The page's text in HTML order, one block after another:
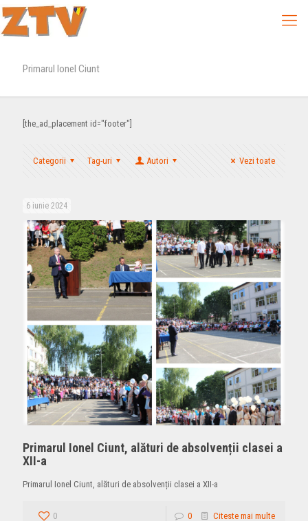
Primarul Ionel Ciunt
[the_ad_placement id="footer"]
Categorii Tag-uri Autori Vezi toate
6 iunie 2024
Primarul Ionel Ciunt, alături de absolvenții clasei a
XII-a
Primarul Ionel Ciunt, alături de absolvenții clasei a XII-a
0 0 Citeste mai multe